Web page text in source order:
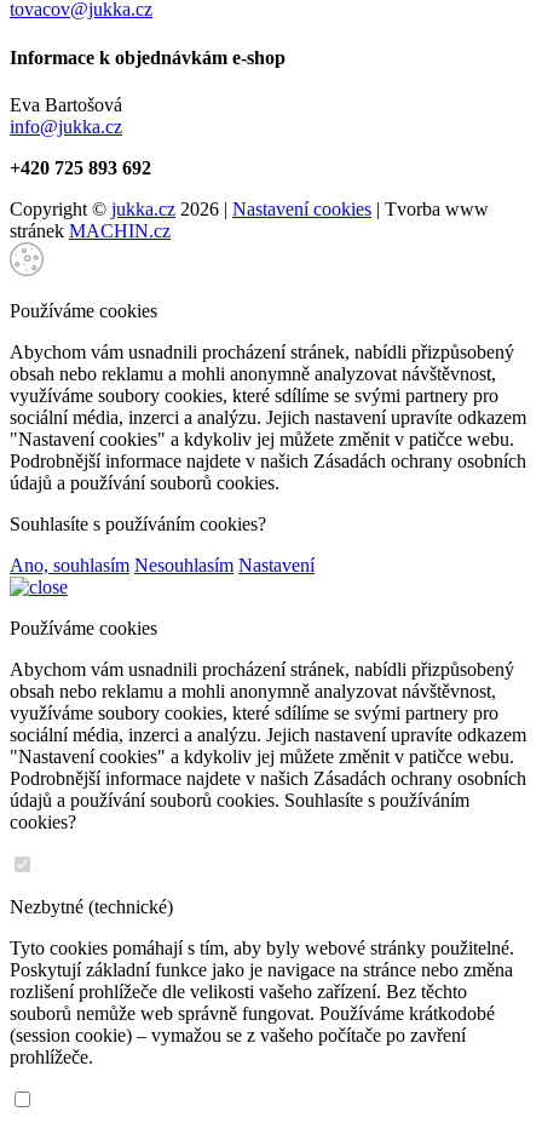
tovacov@jukka.cz
Informace k objednávkám e-shop
Eva Bartošová
info@jukka.cz
+420 725 893 692
Copyright © jukka.cz 2026 | Nastavení cookies | Tvorba www
stránek MACHIN.cz
Používáme cookies
Abychom vám usnadnili procházení stránek, nabídli přizpůsobený
obsah nebo reklamu a mohli anonymně analyzovat návštěvnost,
využíváme soubory cookies, které sdílíme se svými partnery pro
sociální média, inzerci a analýzu. Jejich nastavení upravíte odkazem
"Nastavení cookies" a kdykoliv jej můžete změnit v patičce webu.
Podrobnější informace najdete v našich Zásadách ochrany osobních
údajů a používání souborů cookies.
Souhlasíte s používáním cookies?
Ano, souhlasím Nesouhlasím Nastavení
Používáme cookies
Abychom vám usnadnili procházení stránek, nabídli přizpůsobený
obsah nebo reklamu a mohli anonymně analyzovat návštěvnost,
využíváme soubory cookies, které sdílíme se svými partnery pro
sociální média, inzerci a analýzu. Jejich nastavení upravíte odkazem
"Nastavení cookies" a kdykoliv jej můžete změnit v patičce webu.
Podrobnější informace najdete v našich Zásadách ochrany osobních
údajů a používání souborů cookies. Souhlasíte s používáním
cookies?
Nezbytné (technické)
Tyto cookies pomáhají s tím, aby byly webové stránky použitelné.
Poskytují základní funkce jako je navigace na stránce nebo změna
rozlišení prohlížeče dle velikosti vašeho zařízení. Bez těchto
souborů nemůže web správně fungovat. Používáme krátkodobé
(session cookie) – vymažou se z vašeho počítače po zavření
prohlížeče.